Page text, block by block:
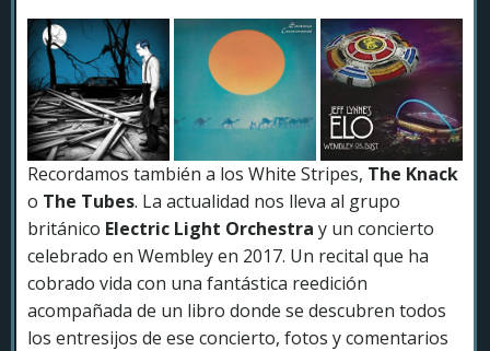
Recordamos también a los White Stripes, The Knack
o The Tubes. La actualidad nos lleva al grupo
británico Electric Light Orchestra y un concierto
celebrado en Wembley en 2017. Un recital que ha
cobrado vida con una fantástica reedición
acompañada de un libro donde se descubren todos
los entresijos de ese concierto, fotos y comentarios